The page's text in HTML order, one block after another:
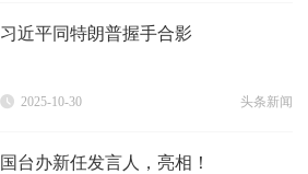
习近平同特朗普握手合影
2025-10-30 头条新闻
国台办新任发言人，亮相！